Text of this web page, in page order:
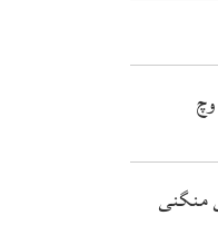
120دناں وچ
منگنی